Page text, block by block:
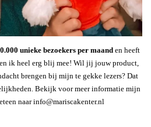
.000 unieke bezoekers per maanden heeft
ik heel erg blij mee! Wil jij jouw product,
brengen bij mijn te gekke lezers? Dat
Bekijk voor meer informatie mijn
naar info@mariscakenter.nl